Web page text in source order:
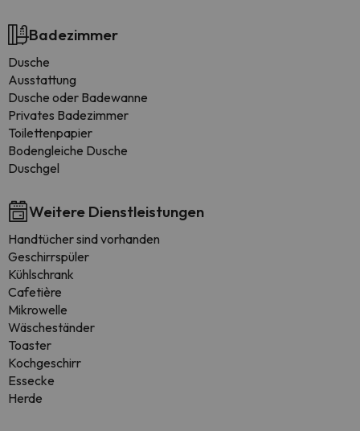
Badezimmer
Dusche
Ausstattung
Dusche oder Badewanne
Privates Badezimmer
Toilettenpapier
Bodengleiche Dusche
Duschgel
Weitere Dienstleistungen
Handtücher sind vorhanden
Geschirrspüler
Kühlschrank
Cafetière
Mikrowelle
Wäscheständer
Toaster
Kochgeschirr
Essecke
Herde